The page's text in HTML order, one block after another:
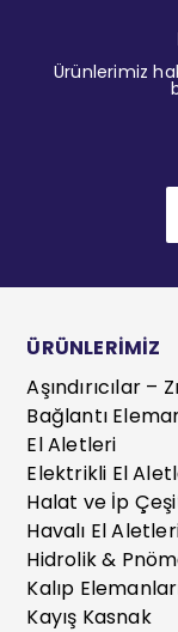
Ürünlerimiz
ÜRÜNLERİMİZ
Aşındırıcılar –
Bağlantı
El Aletleri
Elektrikli El
Halat ve İp
Havalı El
Hidrolik &
Kalıp
Kayış Kasnak